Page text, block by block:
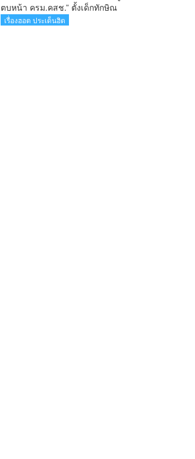
ตบหน้า ครม.คสช.” ตั้งเด็กทักษิณ
สวนทางปฏิรูปประเทศ-ยุทธศาสตร์
เรื่องฮอต ประเด็นฮิต